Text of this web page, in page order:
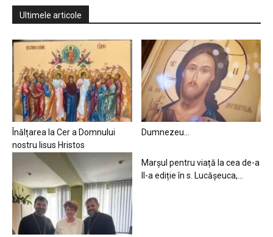
Ultimele articole
Înălțarea la Cer a Domnului
nostru Iisus Hristos
Dumnezeu…
Marșul pentru viață la cea de-a
II-a ediție în s. Lucășeuca,...